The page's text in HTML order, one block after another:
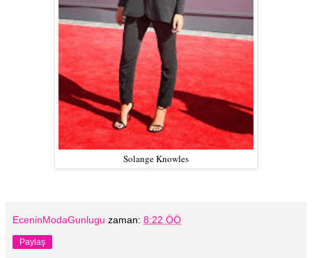
Solange Knowles
EceninModaGunlugu zaman: 8:22 ÖÖ
Paylaş